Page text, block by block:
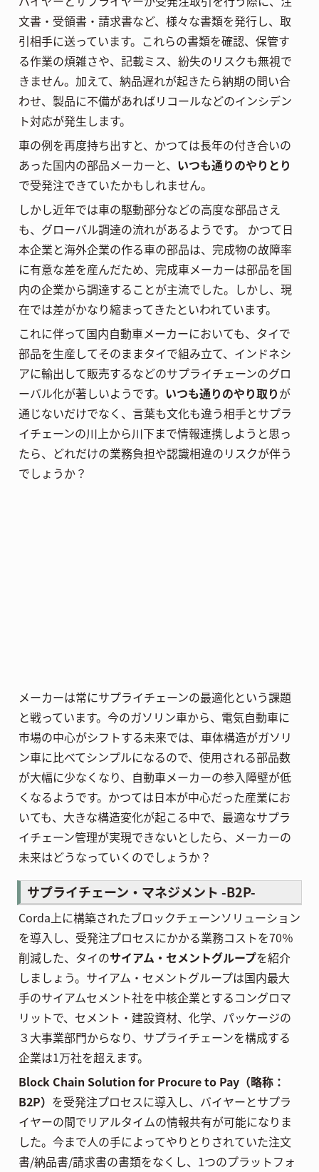
文書・受領書・請求書など、様々な書類を発行し、取
引相手に送っています。これらの書類を確認、保管す
る作業の煩雑さや、記載ミス、紛失のリスクも無視で
きません。加えて、納品遅れが起きたら納期の問い合
わせ、製品に不備があればリコールなどのインシデン
ト対応が発生します。
車の例を再度持ち出すと、かつては長年の付き合いの
あった国内の部品メーカーと、 いつも通りのやりとり
で受発注できていたかもしれません。
しかし近年では車の駆動部分などの高度な部品さえ
も、グローバル調達の流れがあるようです。 かつて日
本企業と海外企業の作る車の部品は、完成物の故障率
に有意な差を産んだため、完成車メーカーは部品を国
内の企業から調達することが主流でした。しかし、現
在では差がかなり縮まってきたといわれています。
これに伴って国内自動車メーカーにおいても、タイで
部品を生産してそのままタイで組み立て、インドネシ
アに輸出して販売するなどのサプライチェーンのグロ
ーバル化が著しいようです。 いつも通りのやり取りが
通じないだけでなく、言葉も文化も違う相手とサプラ
イチェーンの川上から川下まで情報連携しようと思っ
たら、どれだけの業務負担や認識相違のリスクが伴う
でしょうか？
メーカーは常にサプライチェーンの最適化という課題
と戦っています。今のガソリン車から、電気自動車に
市場の中心がシフトする未来では、車体構造がガソリ
ン車に比べてシンプルになるので、使用される部品数
が大幅に少なくなり、自動車メーカーの参入障壁が低
くなるようです。かつては日本が中心だった産業にお
いても、大きな構造変化が起こる中で、最適なサプラ
イチェーン管理が実現できないとしたら、メーカーの
未来はどうなっていくのでしょうか？
サプライチェーン・マネジメント -B2P-
Corda上に構築されたブロックチェーンソリューション
を導入し、受発注プロセスにかかる業務コストを70％
削減した、タイのサイアム・セメントグループを紹介
しましょう。サイアム・セメントグループは国内最大
手のサイアムセメント社を中核企業とするコングロマ
リットで、セメント・建設資材、化学、パッケージの
３大事業部門からなり、サプライチェーンを構成する
企業は1万社を超えます。
Block Chain Solution for Procure to Pay（略称：
B2P） を受発注プロセスに導入し、バイヤーとサプラ
イヤーの間でリアルタイムの情報共有が可能になりま
した。今まで人の手によってやりとりされていた注文
書/納品書/請求書の書類をなくし、1つのプラットフォ